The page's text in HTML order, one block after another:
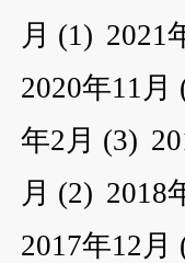
月 (1) 2021
2020年11月
年2月 (3)
月 (2) 2018
2017年12月